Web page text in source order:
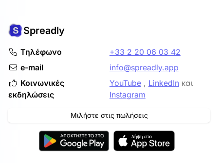
Spreadly
Τηλέφωνο
+33 2 20 06 03 42
e-mail
info@spreadly.app
Κοινωνικές
εκδηλώσεις
YouTube , LinkedIn και
Instagram
Μιλήστε στις πωλήσεις